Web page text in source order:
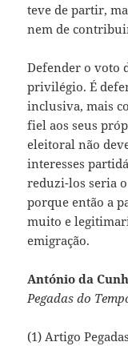
teve de partir,
nem de
Defender o voto
privilégio. É
inclusiva, mais
fiel aos seus
eleitoral não
interesses
reduzi-los seria
porque então a
muito e
emigração.
António da
Pegadas do
(1) Artigo